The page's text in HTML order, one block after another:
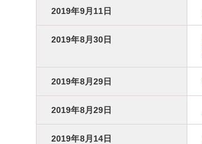
2019年9月11日
2019年8月30日
2019年8月29日
2019年8月29日
2019年8月14日